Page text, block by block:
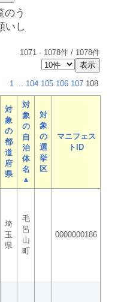
のう
いし
1071 - 1078件 / 1078件
1 ... 104 105 106 107 108
対
象
の
都
道
府
県
対
象
の
自
治
体
名
▲
対
象
の
選
挙
区
マニフェス
トID
埼
玉
県
毛
呂
山
町
0000000186